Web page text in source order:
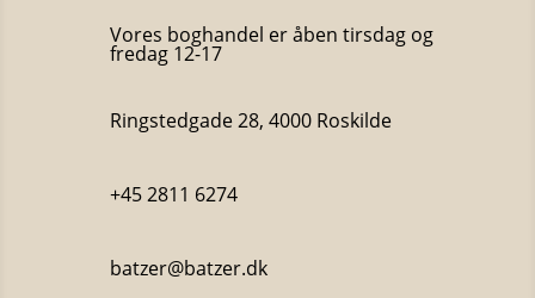
Vores boghandel er åben tirsdag og
fredag 12-17
Ringstedgade 28, 4000 Roskilde
+45 2811 6274
batzer@batzer.dk